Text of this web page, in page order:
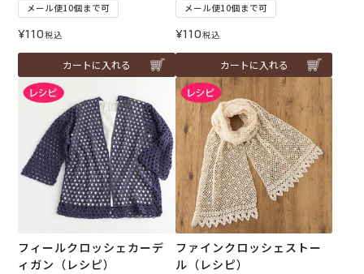
メール便10個まで可
¥110税込
カートに入れる
メール便10個まで可
¥110税込
カートに入れる
フィールクロッシェカーデ
ィガン（レシピ）
ファインクロッシェストー
ル（レシピ）